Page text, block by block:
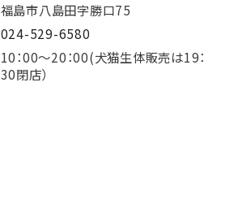
福島市八島田字勝口75
024-529-6580
10：00～20：00(犬猫生体販売は19：
30閉店）